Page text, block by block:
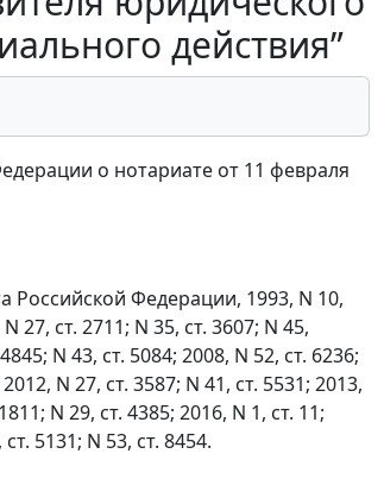
действия”
о нотариате от 11 февраля
Российской Федерации, 1993, N 10,
27, ст. 2711; N 35, ст. 3607; N 45,
N 43, ст. 5084; 2008, N 52, ст. 6236;
N 27, ст. 3587; N 41, ст. 5531; 2013,
N 29, ст. 4385; 2016, N 1, ст. 11;
5131; N 53, ст. 8454.